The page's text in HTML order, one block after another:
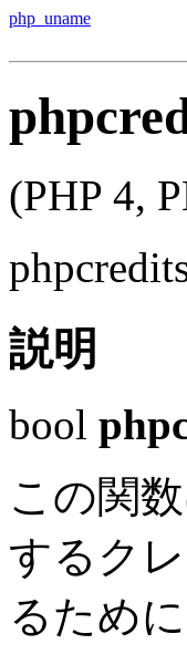
php_uname
(PHP 4,
説明
bool
この関
するク
るため